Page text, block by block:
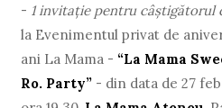
- 1 invitaţie pentru câștigătorul
la Evenimentul privat de
ani La Mama - “La Mama
Ro. Party” - din data de 27